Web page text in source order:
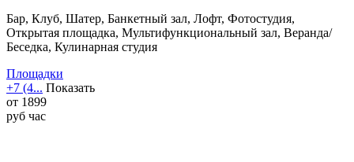
Бар, Клуб, Шатер, Банкетный зал, Лофт, Фотостудия,
Открытая площадка, Мультифункциональный зал, Веранда/
Беседка, Кулинарная студия
Площадки
+7 (4... Показать
от 1899
руб час